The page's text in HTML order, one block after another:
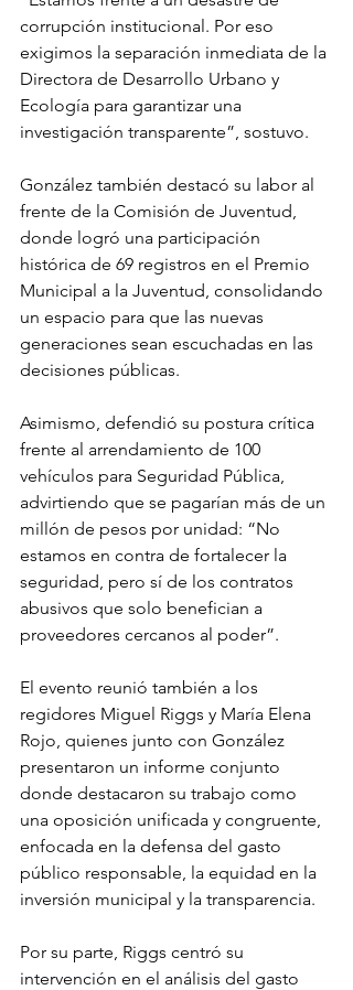
corrupción institucional. Por eso
exigimos la separación inmediata de la
Directora de Desarrollo Urbano y
Ecología para garantizar una
investigación transparente”, sostuvo.
González también destacó su labor al
frente de la Comisión de Juventud,
donde logró una participación
histórica de 69 registros en el Premio
Municipal a la Juventud, consolidando
un espacio para que las nuevas
generaciones sean escuchadas en las
decisiones públicas.
Asimismo, defendió su postura crítica
frente al arrendamiento de 100
vehículos para Seguridad Pública,
advirtiendo que se pagarían más de un
millón de pesos por unidad: “No
estamos en contra de fortalecer la
seguridad, pero sí de los contratos
abusivos que solo benefician a
proveedores cercanos al poder”.
El evento reunió también a los
regidores Miguel Riggs y María Elena
Rojo, quienes junto con González
presentaron un informe conjunto
donde destacaron su trabajo como
una oposición unificada y congruente,
enfocada en la defensa del gasto
público responsable, la equidad en la
inversión municipal y la transparencia.
Por su parte, Riggs centró su
intervención en el análisis del gasto